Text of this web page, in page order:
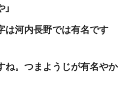
字は河内長野では有名です
すね。つまようじが有名やか